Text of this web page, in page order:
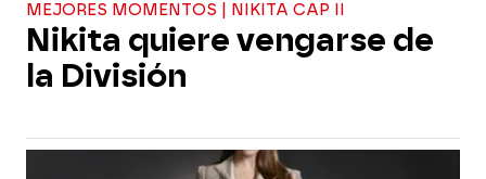
MEJORES MOMENTOS | NIKITA CAP II
Nikita quiere vengarse de
la División